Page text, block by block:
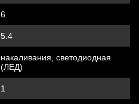
6
5.4
накаливания, cветодиодная
(ЛЕД)
1